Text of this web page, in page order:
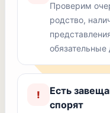
Проверим
родство,
обязательные
!
Есть
спорят